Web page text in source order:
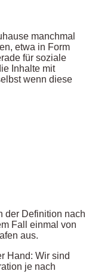
manchmal
etwa in Form
für soziale
Inhalte mit
wenn diese
der Definition nach
Fall einmal von
aus.
Hand: Wir sind
je nach